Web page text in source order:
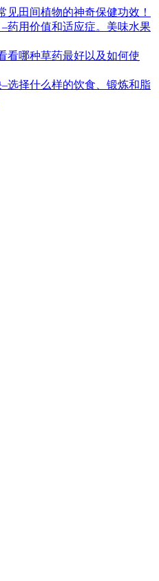
见田间植物的神奇保健功效！
药用价值和适应症。美味水果
看哪种草药最好以及如何使
选择什么样的饮食、锻炼和脂